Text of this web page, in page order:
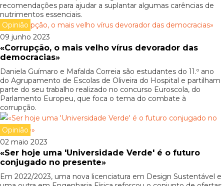
recomendações para ajudar a suplantar algumas carências de
nutrimentos essenciais.
Opinião
09 junho 2023
«Corrupção, o mais velho vírus devorador das
democracias»
Daniela Guímaro e Mafalda Correia são estudantes do 11.º ano
do Agrupamento de Escolas de Oliveira do Hospital e partilham
parte do seu trabalho realizado no concurso Euroscola, do
Parlamento Europeu, que foca o tema do combate à
corrupção.
Opinião
02 maio 2023
«Ser hoje uma 'Universidade Verde' é o futuro
conjugado no presente»
Em 2022/2023, uma nova licenciatura em Design Sustentável e